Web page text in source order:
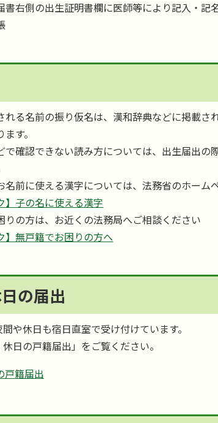
書右側の出生証明書欄に医師等により記入・記
れる名前の振り仮名は、漢和辞典などに掲載さ
す。
で確認できない読み方については、出生届出の
名前に使える漢字については、法務省のホーム
】子の名に使える漢字
りの方は、お近くの法務局へご相談ください
】無戸籍でお困りの方へ
の届出
や休日も宿日直室で受け付けています。
日の戸籍届出」をご覧ください。
戸籍届出